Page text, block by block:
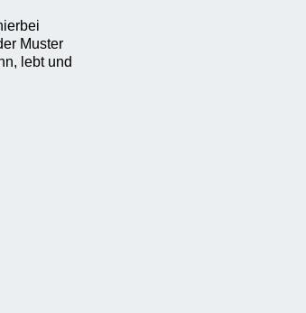
Muster
lebt und